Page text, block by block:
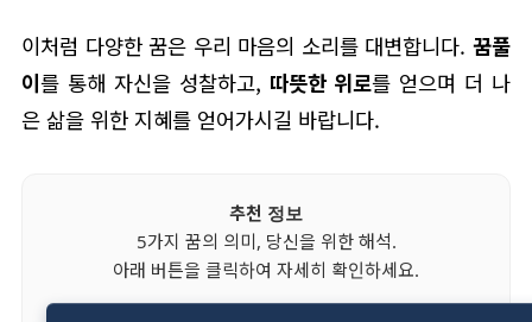
이처럼 다양한 꿈은 우리 마음의 소리를 대변합니다. 꿈풀
이를 통해 자신을 성찰하고, 따뜻한 위로를 얻으며 더 나
은 삶을 위한 지혜를 얻어가시길 바랍니다.
추천 정보
5가지 꿈의 의미, 당신을 위한 해석.
아래 버튼을 클릭하여 자세히 확인하세요.